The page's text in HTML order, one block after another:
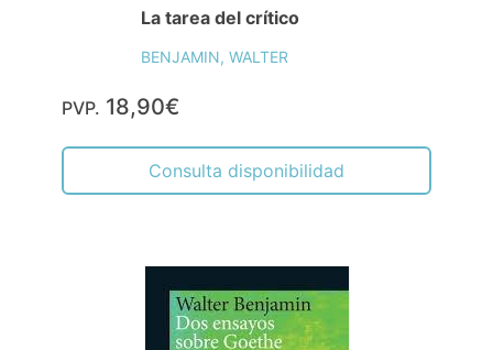
La tarea del crítico
BENJAMIN, WALTER
PVP. 18,90€
Consulta disponibilidad